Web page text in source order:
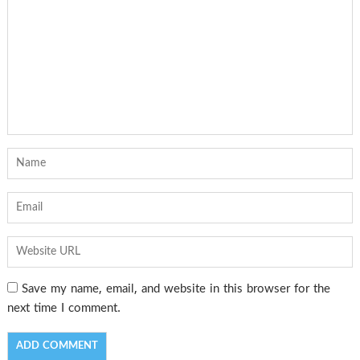
Save my name, email, and website in this browser for the
next time I comment.